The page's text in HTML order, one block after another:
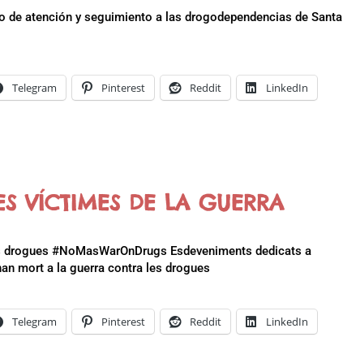
de atención y seguimiento a las drogodependencias de Santa
Telegram Pinterest Reddit LinkedIn
VÍCTIMES DE LA GUERRA
#NoMasWarOnDrugs Esdeveniments dedicats a
mort a la guerra contra les drogues
Telegram Pinterest Reddit LinkedIn